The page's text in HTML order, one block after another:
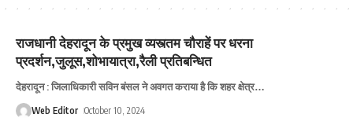
राजधानी देहरादून के प्रमुख व्यस्त्तम चौराहें पर धरना
प्रदर्शन,जुलूस,शोभायात्रा,रैली प्रतिबन्धित
देहरादून : जिलाधिकारी सविन बंसल ने अवगत कराया है कि शहर क्षेत्र…
Web Editor October 10, 2024